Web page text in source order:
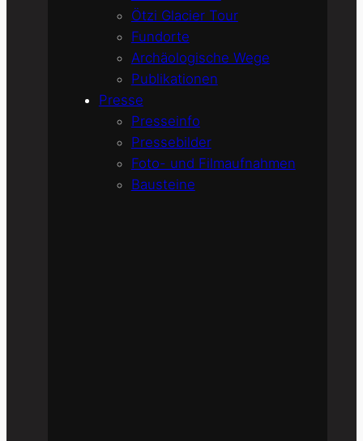
Ötzi Glacier Tour
Fundorte
Archäologische Wege
Publikationen
Presse
Presseinfo
Pressebilder
Foto- und Filmaufnahmen
Bausteine